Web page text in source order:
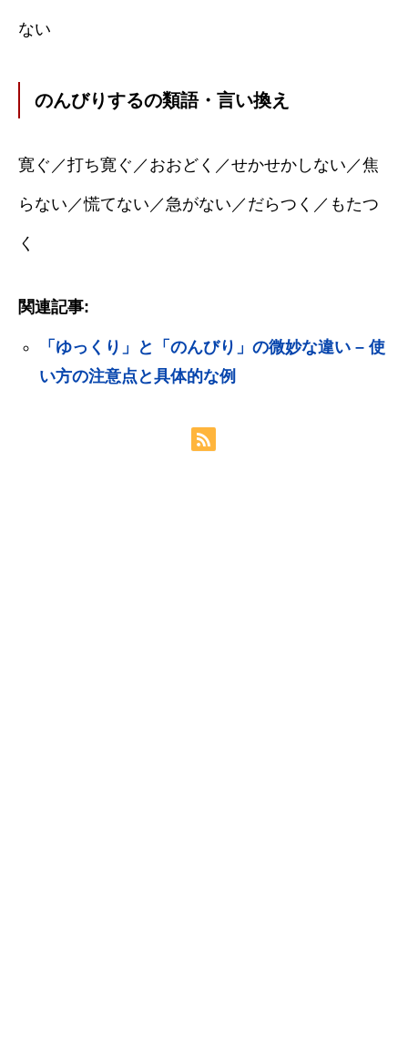
ない
のんびりするの類語・言い換え
寛ぐ／打ち寛ぐ／おおどく／せかせかしない／焦
らない／慌てない／急がない／だらつく／もたつ
く
関連記事:
「ゆっくり」と「のんびり」の微妙な違い – 使
い方の注意点と具体的な例